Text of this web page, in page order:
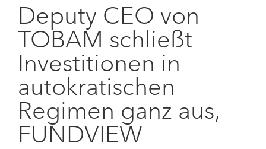
Deputy CEO von
TOBAM schließt
Investitionen in
autokratischen
Regimen ganz aus,
FUNDVIEW